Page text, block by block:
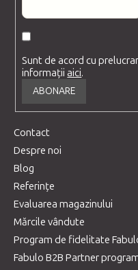
Sunt de acord cu
informațiiaici.
ABONARE
Contact
Despre noi
Blog
Referințe
Evaluarea magazinului
Mărcile vândute
Program de fidelitate
Fabulo B2B Partner